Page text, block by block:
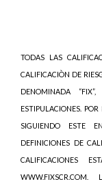
TODAS LAS
CALIFICACIÒN DE
DENOMINADA
ESTIPULACIONES.
SIGUIENDO ESTE
DEFINICIONES DE
CALIFICACIONES